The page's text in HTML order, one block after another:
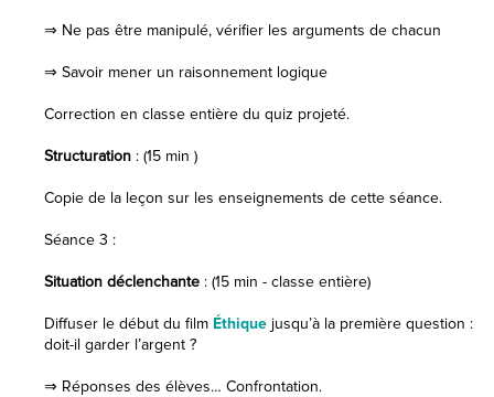
⇒ Ne pas être manipulé, vérifier les arguments de chacun
⇒ Savoir mener un raisonnement logique
Correction en classe entière du quiz projeté.
Structuration : (15 min )
Copie de la leçon sur les enseignements de cette séance.
Séance 3 :
Situation déclenchante : (15 min - classe entière)
Diffuser le début du film Éthique jusqu’à la première question :
doit-il garder l’argent ?
⇒ Réponses des élèves… Confrontation.